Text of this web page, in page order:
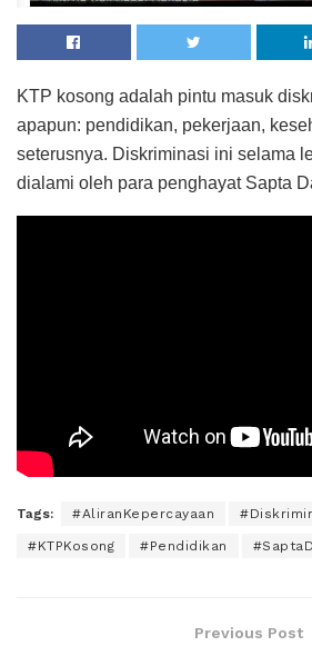
KTP kosong adalah pintu masuk
apapun: pendidikan, pekerjaan,
seterusnya. Diskriminasi ini selama
dialami oleh para penghayat Sapta
Tags: #AliranKepercayaan
#KTPKosong #Pendidikan
Previous Post